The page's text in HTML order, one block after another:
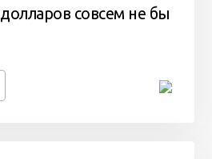
совсем не бы